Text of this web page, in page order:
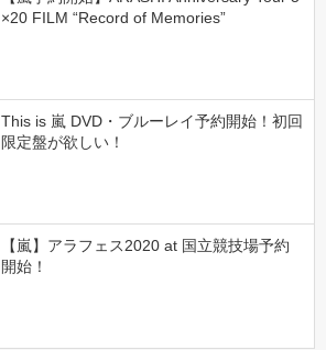
×20 FILM “Record of Memories”
This is 嵐 DVD・ブルーレイ予約開始！初回
限定盤が欲しい！
【嵐】アラフェス2020 at 国立競技場予約
開始！